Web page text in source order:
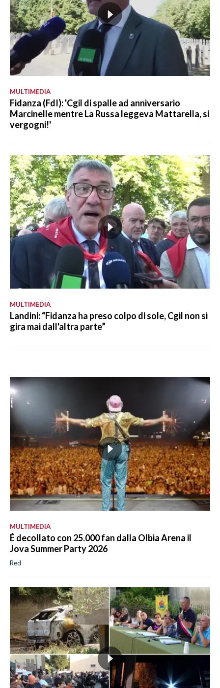
MULTIMEDIA
Fidanza (FdI): 'Cgil di spalle ad anniversario
Marcinelle mentre La Russa leggeva Mattarella, si
vergogni!'
MULTIMEDIA
Landini: “Fidanza ha preso colpo di sole, Cgil non si
gira mai dall'altra parte”
MULTIMEDIA
É decollato con 25.000 fan dalla Olbia Arena il
Jova Summer Party 2026
Red